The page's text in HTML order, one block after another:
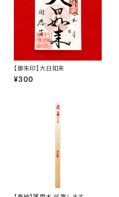
【御朱印】大日如来
¥300